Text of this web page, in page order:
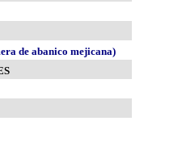
de abanico mejicana)